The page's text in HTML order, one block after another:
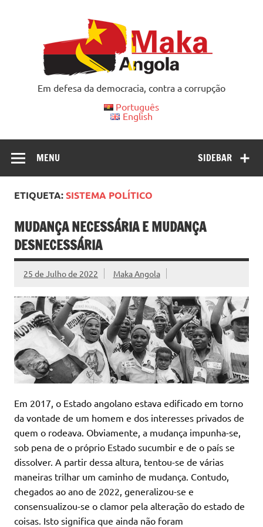
Em defesa da democracia, contra a corrupção
Português
English
SIDEBAR
MENU
ETIQUETA:SISTEMA POLÍTICO
MUDANÇA NECESSÁRIA E MUDANÇA
DESNECESSÁRIA
25 de Julho de 2022 Maka Angola
Em 2017, o Estado angolano estava edificado em torno
da vontade de um homem e dos interesses privados de
quem o rodeava. Obviamente, a mudança impunha-se,
sob pena de o próprio Estado sucumbir e de o país se
dissolver. A partir dessa altura, tentou-se de várias
maneiras trilhar um caminho de mudança. Contudo,
chegados ao ano de 2022, generalizou-se e
consensualizou-se o clamor pela alteração do estado de
coisas. Isto significa que ainda não foram